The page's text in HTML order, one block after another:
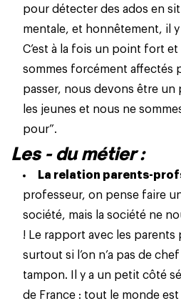
pour détecter des ados en
mentale, et honnêtement, il
C’est à la fois un point fort
sommes forcément affectés
passer, nous devons être un
les jeunes et nous ne
pour”.
Les - du métier :
La relation parents-
professeur, on pense faire
société, mais la société ne
! Le rapport avec les
surtout si l’on n’a pas de
tampon. Il y a un petit côté
de France : tout le monde